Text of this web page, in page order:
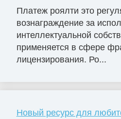
Платеж роялти это
вознаграждение за
интеллектуальной
применяется в сфере
лицензирования. Ро...
Новый ресурс для